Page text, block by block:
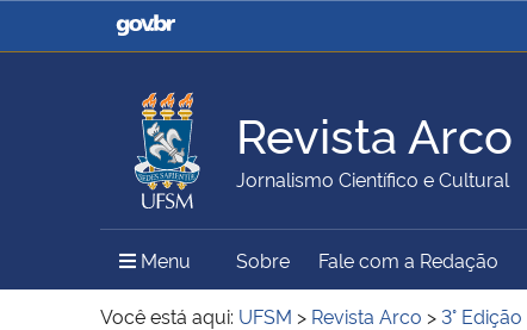
Casa Civil
Ministério da Justiça e
Ministério da Agricultura,
Pecuária e Abastecimento
Ministério da Educação
Ministério do Meio Ambiente Ministério do Turismo
Revista Arco
Jornalismo Científico e Cultural
Menu Menu Principal do Sítio
Sobre Fale com a Redação
Você está aqui: UFSM > Revista Arco > 3° Edição